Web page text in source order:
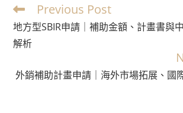
Previous Post
地方型SBIR申請｜補助金額、計畫書與
解析
外銷補助計畫申請｜海外市場拓展、國